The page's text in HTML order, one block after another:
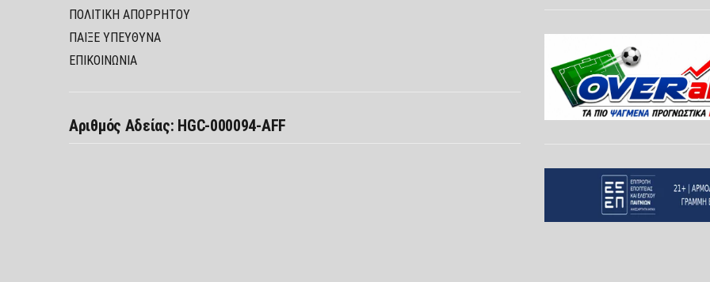
ΠΟΛΙΤΙΚΉ ΑΠΟΡΡΉΤΟΥ
ΠΑΊΞΕ ΥΠΕΎΘΥΝΑ
ΕΠΙΚΟΙΝΩΝΙΑ
Αριθμός Αδείας: HGC-000094-AFF